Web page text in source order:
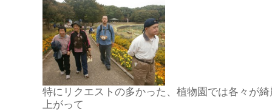
特にリクエストの多かった、植物園では各々が
上がって